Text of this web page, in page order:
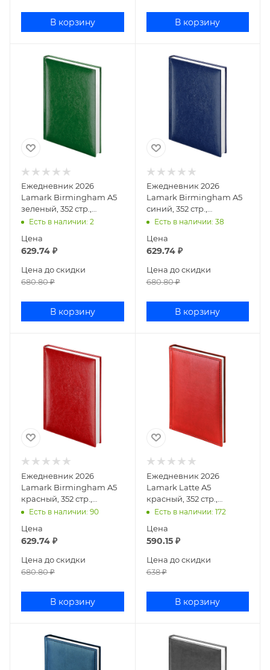
В корзину В корзину
Ежедневник 2026
Lamark Birmingham A5
зеленый, 352 стр.,
искусственная кожа,
по
Есть в наличии: 2
Цена
629.74 ₽
Цена до скидки
680.80₽
В корзину
Ежедневник 2026
Lamark Birmingham A5
синий, 352 стр.,
искусственная кожа,
по пе
Есть в наличии: 38
Цена
629.74₽
Цена до скидки
680.80₽
В корзину
Ежедневник 2026
Lamark Birmingham A5
красный, 352 стр.,
искусственная кожа,
по
Есть в наличии: 90
Цена
629.74 ₽
Цена до скидки
680.80₽
В корзину
Ежедневник 2026
Lamark Latte A5
красный, 352 стр.,
искусственная кожа,
по перим
Есть в наличии: 172
Цена
590.15₽
Цена до скидки
638₽
В корзину